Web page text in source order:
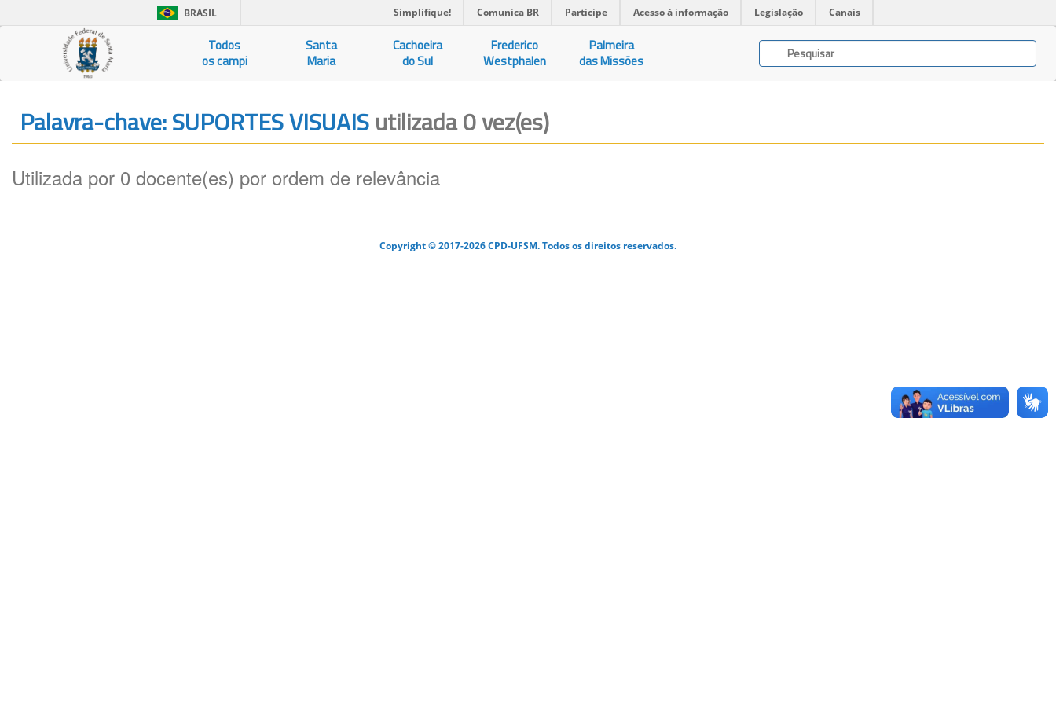
BRASIL Simplifique! Comunica BR Participe Acesso à informação Legislação Canais
Todos
os campi
Santa
Maria
Cachoeira
do Sul
Frederico
Westphalen
Palmeira
das Missões
Palavra-chave: SUPORTES VISUAISutilizada 0 vez(es)
Utilizada por 0 docente(es) por ordem de relevância
Copyright © 2017-2026 CPD-UFSM. Todos os direitos reservados.